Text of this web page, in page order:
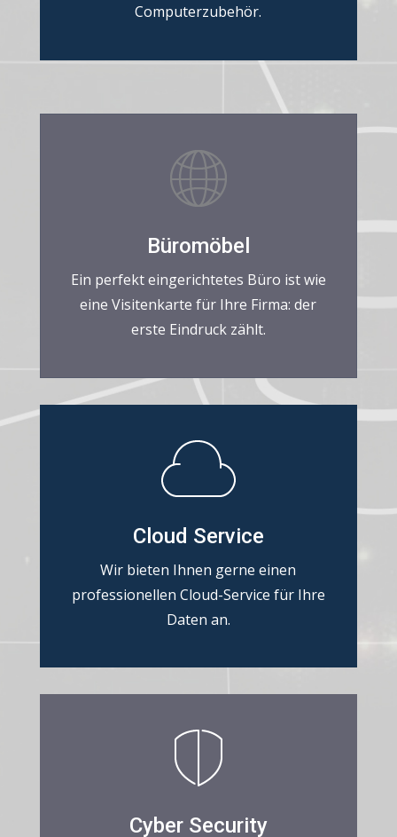
Computerzubehör.
Büromöbel
Ein perfekt eingerichtetes Büro ist wie
eine Visitenkarte für Ihre Firma: der
erste Eindruck zählt.
Cloud Service
Wir bieten Ihnen gerne einen
professionellen Cloud-Service für Ihre
Daten an.
Cyber Security